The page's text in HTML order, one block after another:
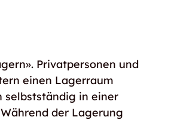
Privatpersonen und
einen Lagerraum
selbstständig in einer
der Lagerung